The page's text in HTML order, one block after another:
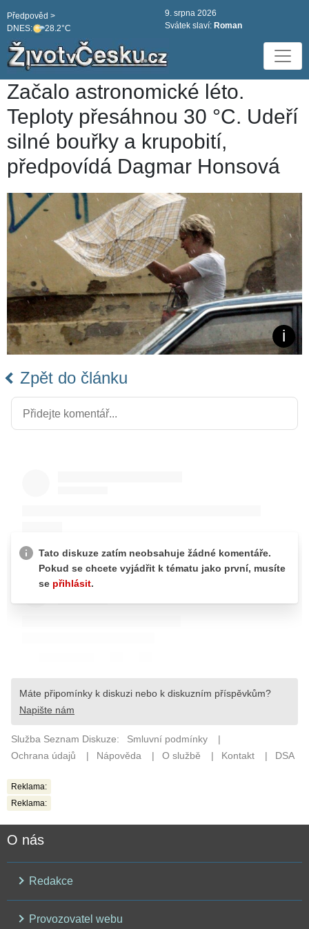
DNES: 28.2°C
Předpověd >
9. srpna 2026
Svátek slaví: Roman
Začalo astronomické léto.
Teploty přesáhnou 30 °C. Udeří
silné bouřky a krupobití,
předpovídá Dagmar Honsová
Zpět do článku
Reklama:
Reklama:
O nás
Redakce
Provozovatel webu